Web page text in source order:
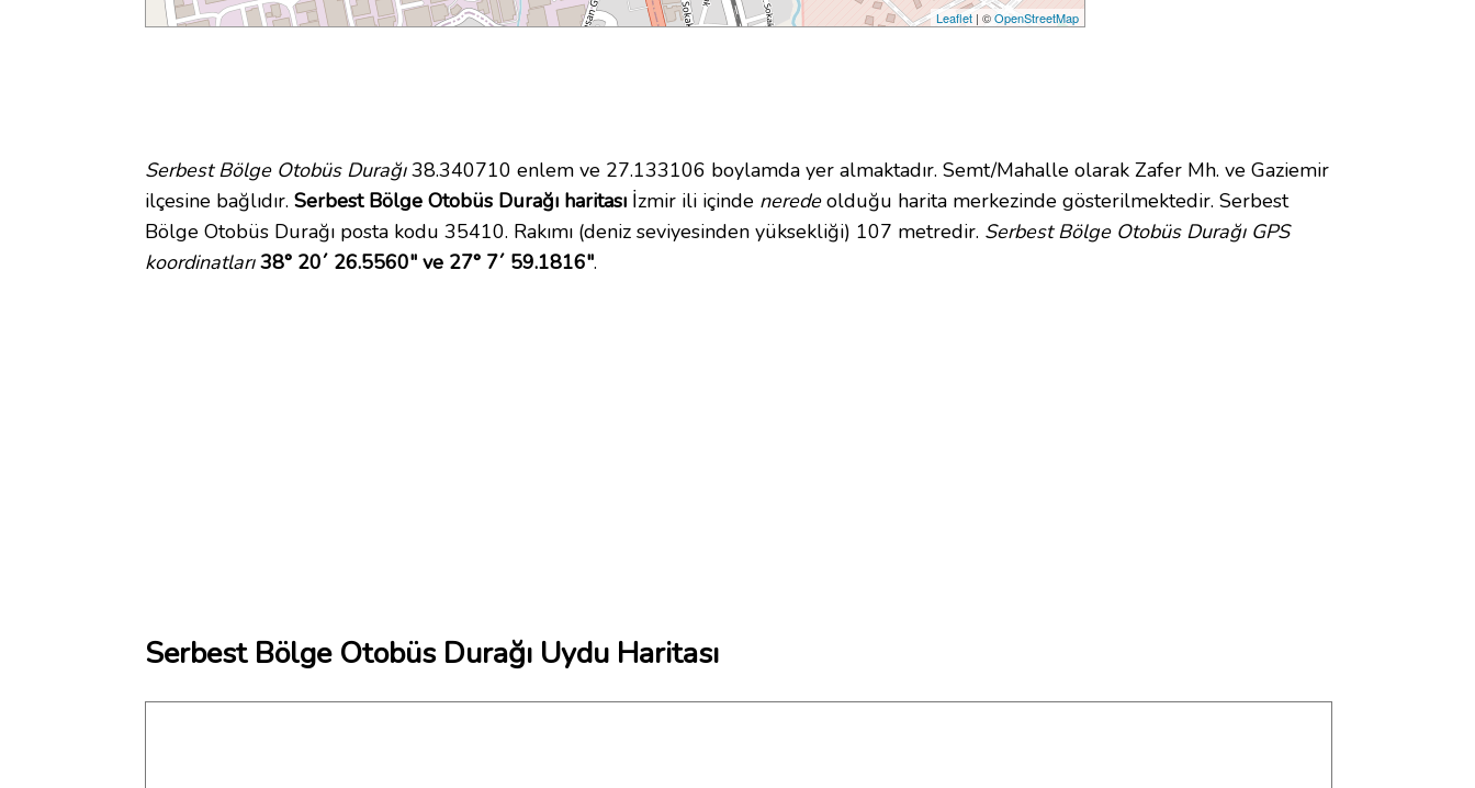
Leaflet | ©OpenStreetMap
Serbest Bölge Otobüs Durağı38.340710 enlem ve 27.133106 boylamda yer almaktadır. Semt/Mahalle olarak Zafer Mh. ve Gaziemir
ilçesine bağlıdır. Serbest Bölge Otobüs Durağı haritası İzmir ili içinde neredeolduğu harita merkezinde gösterilmektedir. Serbest
Bölge Otobüs Durağı posta kodu 35410. Rakımı (deniz seviyesinden yüksekliği) 107 metredir. Serbest Bölge Otobüs Durağı GPS
koordinatları 38° 20´ 26.5560" ve 27° 7´ 59.1816".
Serbest Bölge Otobüs Durağı Uydu Haritası